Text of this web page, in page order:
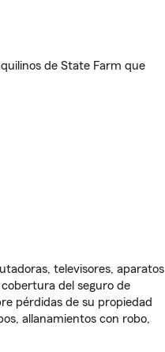
de State Farm que
televisores, aparatos
del seguro de
pérdidas de su propiedad
allanamientos con robo,